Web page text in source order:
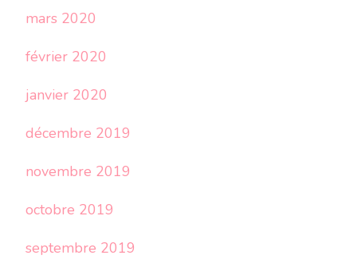
mars 2020
février 2020
janvier 2020
décembre 2019
novembre 2019
octobre 2019
septembre 2019